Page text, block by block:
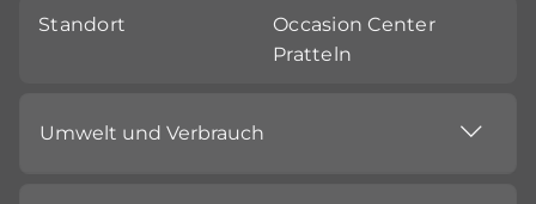
Standort
Occasion Center
Pratteln
Umwelt und Verbrauch